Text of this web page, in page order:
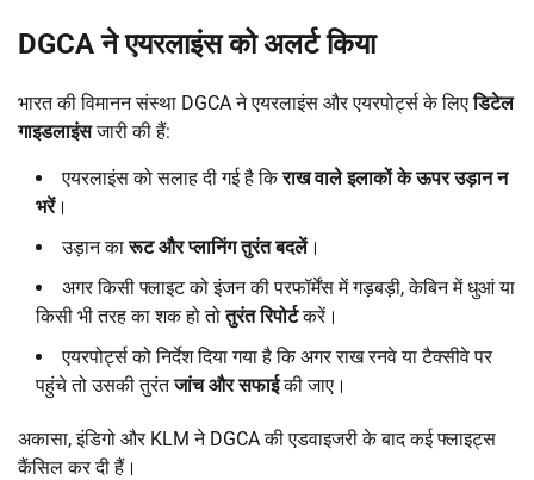
DGCAने एयरलाइंस को अलर्ट किया
भारत की विमानन संस्था DGCA ने एयरलाइंस और एयरपोर्ट्स के लिएडिटेल
गाइडलाइंसजारी की हैं:
एयरलाइंस को सलाह दी गई है किराख वाले इलाकों के ऊपर उड़ान न
भरें।
उड़ान कारूट और प्लानिंग तुरंत बदलें।
अगर किसी फ्लाइट को इंजन की परफॉर्मेंस में गड़बड़ी, केबिन में धुआं या
किसी भी तरह का शक हो तोतुरंत रिपोर्टकरें।
एयरपोर्ट्स को निर्देश दिया गया है कि अगर राख रनवे या टैक्सीवे पर
पहुंचे तो उसकी तुरंतजांच और सफाईकी जाए।
अकासा, इंडिगो और KLM ने DGCA की एडवाइजरी के बाद कई फ्लाइट्स
कैंसिल कर दी हैं।